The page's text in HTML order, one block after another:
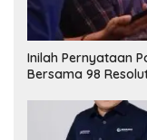
Inilah Pernyataan
Bersama 98